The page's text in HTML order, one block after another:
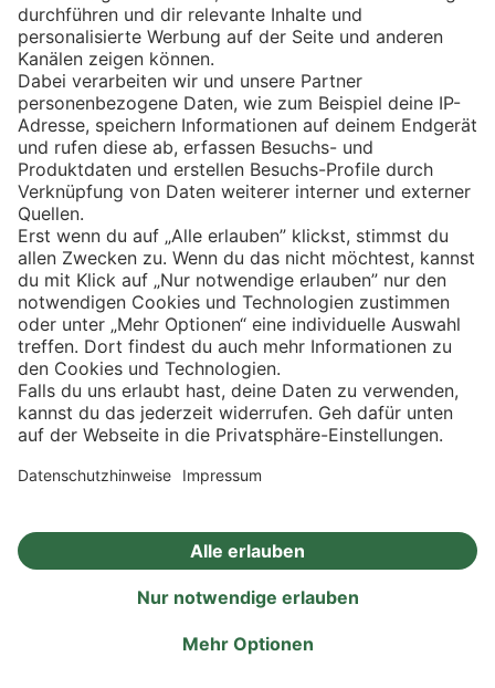
Aktionen Rezepte
Eishockey
Impressum
Privatsphäre-Einstellungen